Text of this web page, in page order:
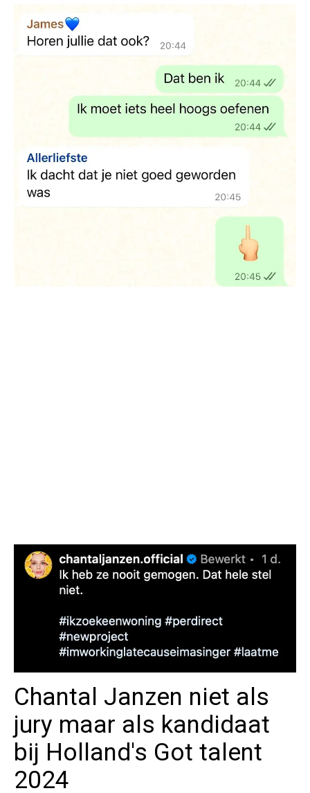
Chantal Janzen niet als
jury maar als kandidaat
bij Holland's Got talent
2024